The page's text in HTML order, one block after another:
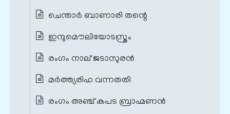
ചെന്താർ ബാണാരി തന്റെ
ഇന്ദുമൌലിയോടസ്ത്രം
രംഗം നാല് ജടാസുരൻ
മര്‍ത്ത്യരിഹ വന്നതതി
രംഗം അഞ്ച് കപട ബ്രാഹ്മണൻ